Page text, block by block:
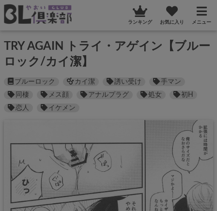
ランキング お気に入り メニュー
TRY AGAIN トライ・アゲイン【ブルー
ロック/カイ潔】
ブルーロック カイ潔 誘い受け
手マン
同棲
メス顔 アナルプラグ 処女
初H
恋人
イケメン